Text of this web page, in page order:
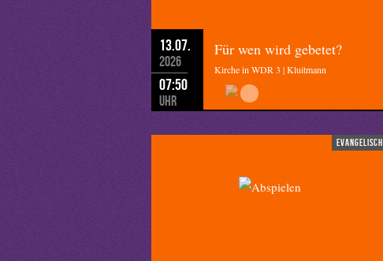
13.07.
2026
07:50
Uhr
Für wen wird gebetet?
Kirche in WDR 3 | Kluitmann
evangelisch